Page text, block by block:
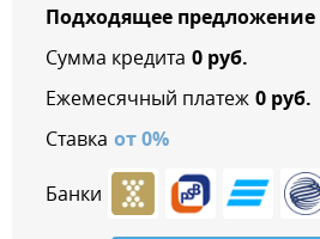
Подходящее предложение
Сумма кредита 0руб.
Ежемесячный платеж 0руб.
Ставка от0%
Банки